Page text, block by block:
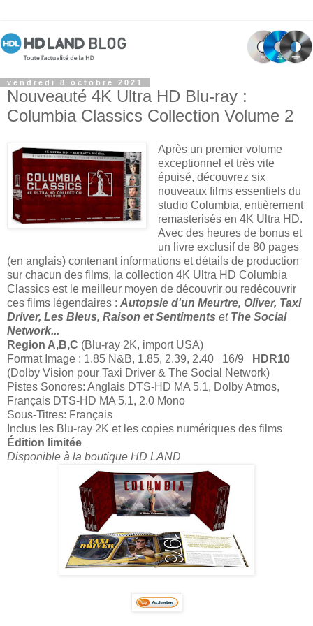
vendredi 8 octobre 2021
Nouveauté 4K Ultra HD Blu-ray :
Columbia Classics Collection Volume 2
Après un premier volume
exceptionnel et très vite
épuisé, découvrez six
nouveaux films essentiels du
studio Columbia, entièrement
remasterisés en 4K Ultra HD.
Avec des heures de bonus et
un livre exclusif de 80 pages
(en anglais) contenant informations et détails de production
sur chacun des films, la collection 4K Ultra HD Columbia
Classics est le meilleur moyen de découvrir ou redécouvrir
ces films légendaires : Autopsie d'un Meurtre, Oliver, Taxi
Driver, Les Bleus, Raison et Sentiments etThe Social
Network...
Region A,B,C (Blu-ray 2K, import USA)
Format Image : 1.85 N&B, 1.85, 2.39, 2.40 16/9
HDR10
(Dolby Vision pour Taxi Driver & The Social Network)
Pistes Sonores: Anglais DTS-HD MA 5.1, Dolby Atmos,
Français DTS-HD MA 5.1, 2.0 Mono
Sous-Titres: Français
Inclus les Blu-ray 2K et les copies numériques des films
Édition limitée
Disponible à la boutique HD LAND